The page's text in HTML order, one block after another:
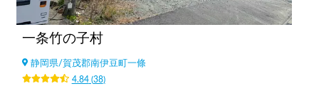
一条竹の子村
静岡県/賀茂郡南伊豆町一條
4.84(38)